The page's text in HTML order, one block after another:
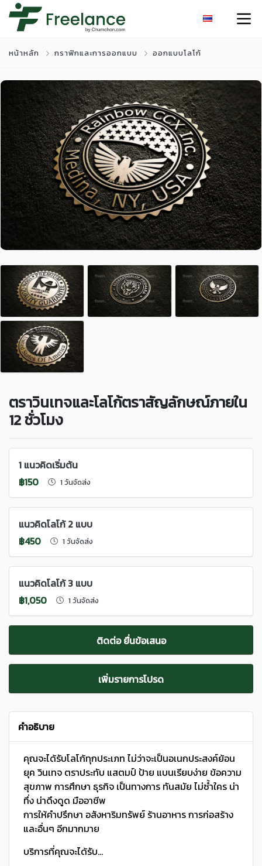
หน้าหลัก กราฟิกและการออกแบบ ออกแบบโลโก้
ตราวินเทจและโลโก้ตราสัญลักษณ์ภายใน
12 ชั่วโมง
1 แนวคิดเริ่มต้น
฿150
1 วันจัดส่ง
แนวคิดโลโก้ 2 แบบ
฿450
1 วันจัดส่ง
แนวคิดโลโก้ 3 แบบ
฿1,050
1 วันจัดส่ง
ติดต่อ ยื่นข้อเสนอ
เพิ่มรายการโปรด
คำอธิบาย
คุณจะได้รับโลโก้ทุกประเภท ไม่ว่าจะเป็นอเนกประสงค์ย้อน
ยุค วินเทจ ตราประทับ แสตมป์ ป้าย แบนเรียบง่าย ข้อความ
สุขภาพ การศึกษา ธุรกิจ เป็นทางการ ทันสมัย ​​ไม่ซ้ำใคร น่า
ทึ่ง น่าดึงดูด มืออาชีพ
การให้คำปรึกษา อสังหาริมทรัพย์ ร้านอาหาร การก่อสร้าง
และอื่นๆ อีกมากมาย
บริการที่คุณจะได้รับ…